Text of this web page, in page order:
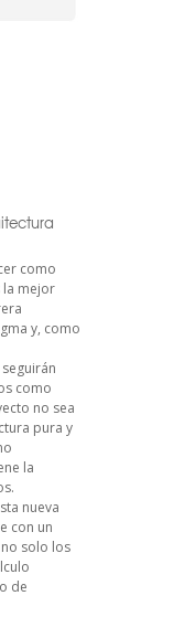
como
la mejor
y, como
como
no sea
pura y
la
nueva
con un
no solo los
de